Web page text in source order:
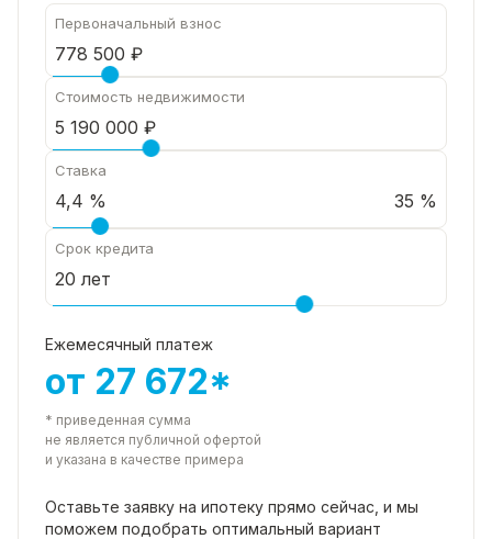
Первоначальный взнос
Стоимость недвижимости
Ставка
35 %
Срок кредита
Ежемесячный платеж
от 27 672*
* приведенная сумма
не является публичной офертой
и указана в качестве примера
Оставьте заявку на ипотеку прямо сейчас, и мы
поможем подобрать оптимальный вариант